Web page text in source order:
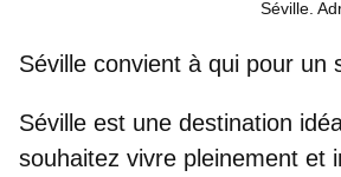
Séville.
Séville convient à qui pour un
Séville est une destination
souhaitez vivre pleinement et